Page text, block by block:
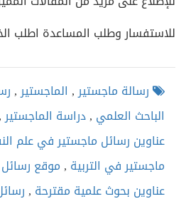
للاستفسار وطلب المساعدة اطلب
رسالة ماجستير, الماجستير,
الباحث العلمي ,دراسة الماجستير
عناوين رسائل ماجستير في علم
ماجستير في التربية ,موقع
عناوين بحوث علمية مقترحة ,